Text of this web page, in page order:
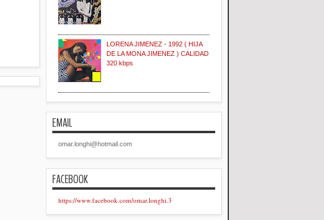
LORENA JIMENEZ - 1992 ( HIJA
DE LA MONA JIMENEZ ) CALIDAD
320 kbps
EMAIL
omar.longhi@hotmail.com
FACEBOOK
https://www.facebook.com/omar.longhi.3